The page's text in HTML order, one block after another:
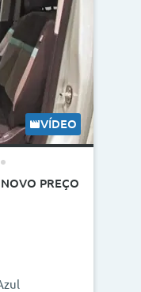
VÍDEO
NOVO PREÇO